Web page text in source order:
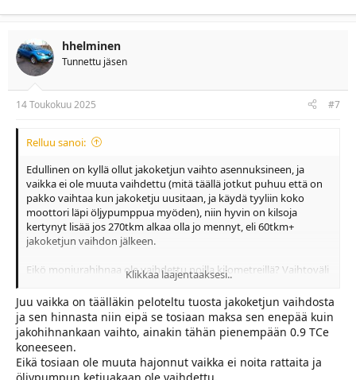
hhelminen
Tunnettu jäsen
14 Toukokuu 2025 #7
Relluu sanoi:
Edullinen on kyllä ollut jakoketjun vaihto asennuksineen, ja
vaikka ei ole muuta vaihdettu (mitä täällä jotkut puhuu että on
pakko vaihtaa kun jakoketju uusitaan, ja käydä tyyliin koko
moottori läpi öljypumppua myöden), niin hyvin on kilsoja
kertynyt lisää jos 270tkm alkaa olla jo mennyt, eli 60tkm+
jakoketjun vaihdon jälkeen.
Eikö moniurahihnaa ole vaihdettu noilla kilometreillä? Vaihtoväli
taitaa olla 120tkm, ja joillakin katkeillut jos ei ole uusinut ajoissa.
Klikkaa laajentaaksesi..
Juu vaikka on täälläkin peloteltu tuosta jakoketjun vaihdosta
ja sen hinnasta niin eipä se tosiaan maksa sen enepää kuin
jakohihnankaan vaihto, ainakin tähän pienempään 0.9 TCe
koneeseen.
Eikä tosiaan ole muuta hajonnut vaikka ei noita rattaita ja
öljypumpun ketjuakaan ole vaihdettu.